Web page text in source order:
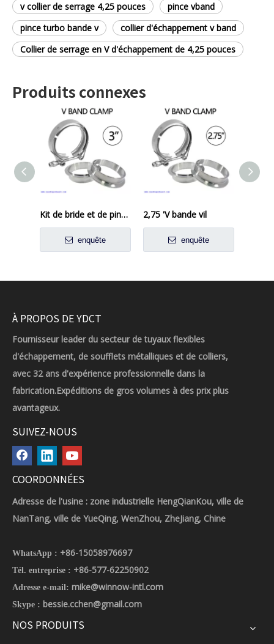
v collier de serrage 4,25 pouces
pince vband
pince turbo bande v
collier d'échappement v band
Collier de serrage en V d'échappement de 4,25 pouces
Produits connexes
Kit de bride et de pince en bande en V pour turbo
enquête
2,75 'V bande vil
enquête
À PROPOS DE YDCT
Fournisseur leader du secteur de tuyaux flexibles
d'échappement, de soufflets métalliques et de colliers,
avec 32 ans d'expérience professionnelle dans la
fabrication.Expéditions de gros volumes à des prix plus
avantageux.
SUIVEZ-NOUS
COORDONNÉES
Adresse de l'usine : zone industrielle HengQianKou, ville de
NanTang, ville de YueQing, WenZhou, ZheJiang, Chine
WhatsApp : +86-15058976697
Tél. entreprise : +86-577-62250902
Adresse e-mail: mike@winnow-intl.com
Skype : bessie.cchen@gmail.com
NOS PRODUITS